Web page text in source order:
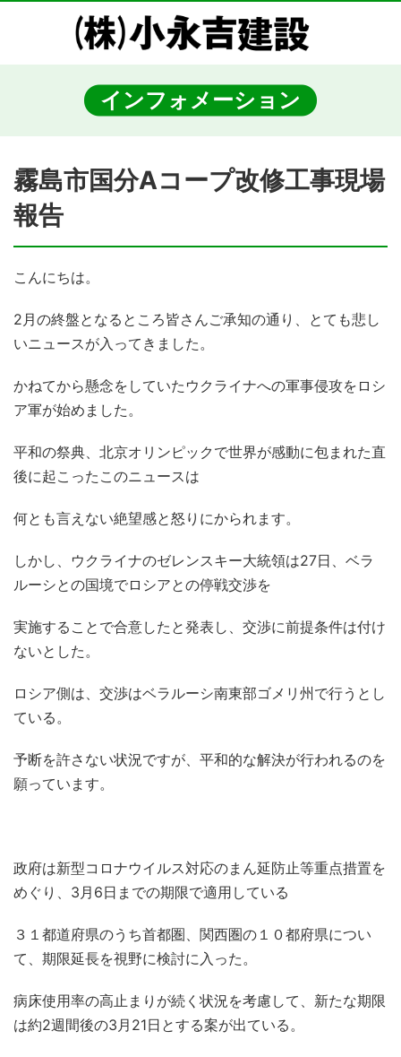
インフォメーション
霧島市国分Aコープ改修工事現場
報告
こんにちは。
2月の終盤となるところ皆さんご承知の通り、とても悲し
いニュースが入ってきました。
かねてから懸念をしていたウクライナへの軍事侵攻をロシ
ア軍が始めました。
平和の祭典、北京オリンピックで世界が感動に包まれた直
後に起こったこのニュースは
何とも言えない絶望感と怒りにかられます。
しかし、ウクライナのゼレンスキー大統領は27日、ベラ
ルーシとの国境でロシアとの停戦交渉を
実施することで合意したと発表し、交渉に前提条件は付け
ないとした。
ロシア側は、交渉はベラルーシ南東部ゴメリ州で行うとし
ている。
予断を許さない状況ですが、平和的な解決が行われるのを
願っています。
政府は新型コロナウイルス対応のまん延防止等重点措置を
めぐり、3月6日までの期限で適用している
３１都道府県のうち首都圏、関西圏の１０都府県につい
て、期限延長を視野に検討に入った。
病床使用率の高止まりが続く状況を考慮して、新たな期限
は約2週間後の3月21日とする案が出ている。